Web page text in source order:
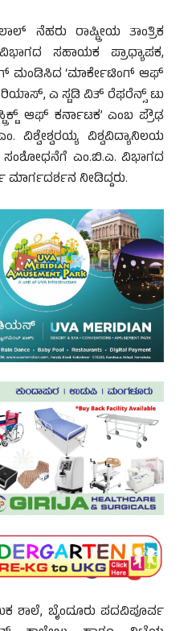
ನೆಹರು ರಾಷ್ಟ್ರೀಯ ತಾಂತ್ರಿಕ
ಸಹಾಯಕ ಪ್ರಾಧ್ಯಾಪಕ,
ಮಂಡಿಸಿದ ‘ಮಾರ್ಕೇಟಿಂಗ್ ಆಫ್
ಎ ಸ್ಟಡಿ ವಿತ್ ರೆಫರೆನ್ಸ್ ಟು
ಆಫ್ ಕರ್ನಾಟಕ’ ಎಂಬ ಪ್ರೌಢ
ವಿಶ್ವವಿದ್ಯಾನಿಲಯ
ಎಂ.ಬಿ.ಎ. ವಿಭಾಗದ
ಮಾರ್ಗದರ್ಶನ ನೀಡಿದ್ದರು.
ಶಾಲೆ, ಬೈಂದೂರು ಪದವಿಪೂರ್ವ